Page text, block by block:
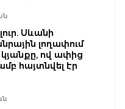
Սևանի
լողափում
ով ափից
հայտնվել էր